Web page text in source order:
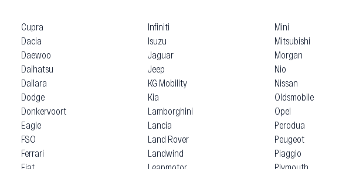
Cupra
Dacia
Daewoo
Daihatsu
Dallara
Dodge
Donkervoort
Eagle
FSO
Ferrari
Infiniti
Isuzu
Jaguar
Jeep
KG Mobility
Kia
Lamborghini
Lancia
Land Rover
Landwind
Mini
Mitsubishi
Morgan
Nio
Nissan
Oldsmobile
Opel
Perodua
Peugeot
Piaggio